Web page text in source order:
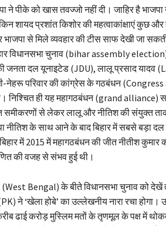
ने पीके को खास तवज्जो नहीं दी। जाहिर है
शायद प्रशांत किशोर की महत्वाकांक्षाएं कुछ
भाजपा से मिले व्यवहार की टीस साफ देखी जा
विधानसभा चुनाव (bihar assembly
दल यूनाइटेड (JDU), लालू प्रसाद यादव
नेहरू परिवार की कांग्रेस के गठबंधन
निश्चित ही यह महागठबंधन (grand
समीकरणों से लेकर लालू और नीतिश की संयुक्त
नीतिश के साथ आने के बाद बिहार में सबसे बड़ा दल
में 2015 में महागठबंधन की जीत नीतीश
की वजह से संभव हुई थी।
(West Bengal) के बीते विधानसभा चुनाव को
ने ‘खेला होबे’ का उल्लेखनीय नारा रचा होगा।
ढाई करोड़ मुस्लिम मतों के तृणमूल के पक्ष में